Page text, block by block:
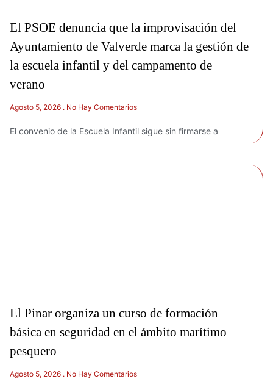
El PSOE denuncia que la improvisación del
Ayuntamiento de Valverde marca la gestión de
la escuela infantil y del campamento de
verano
Agosto 5, 2026 No Hay Comentarios
El convenio de la Escuela Infantil sigue sin firmarse a
El Pinar organiza un curso de formación
básica en seguridad en el ámbito marítimo
pesquero
Agosto 5, 2026 No Hay Comentarios